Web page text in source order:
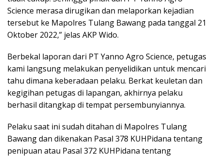
Science merasa dirugikan dan melaporkan kejadian
tersebut ke Mapolres Tulang Bawang pada tanggal 21
Oktober 2022,” jelas AKP Wido.
Berbekal laporan dari PT Yanno Agro Science, petugas
kami langsung melakukan penyelidikan untuk mencari
tahu dimana keberadaan pelaku. Berkat keuletan dan
kegigihan petugas di lapangan, akhirnya pelaku
berhasil ditangkap di tempat persembunyiannya.
Pelaku saat ini sudah ditahan di Mapolres Tulang
Bawang dan dikenakan Pasal 378 KUHPidana tentang
penipuan atau Pasal 372 KUHPidana tentang